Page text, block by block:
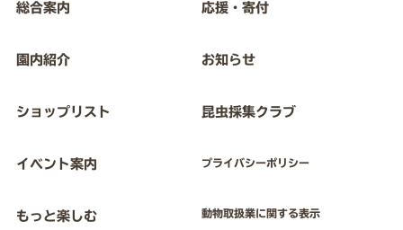
総合案内
園内紹介
ショップリスト
イベント案内
もっと楽しむ
応援・寄付
お知らせ
昆虫採集クラブ
プライバシーポリシー
動物取扱業に関する表示